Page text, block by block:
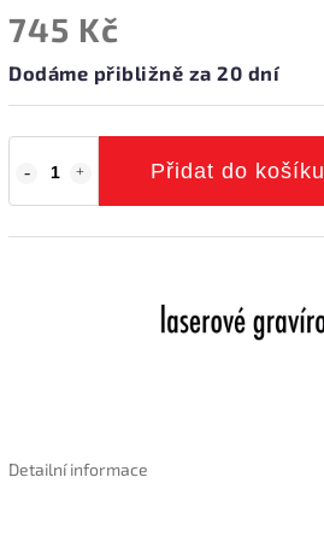
745 Kč
Dodáme přibližně za 20 dní
Přidat do košíku
Detailní informace